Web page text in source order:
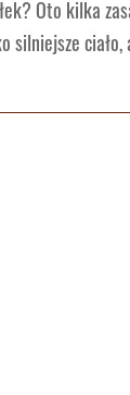
Oto kilka
silniejsze